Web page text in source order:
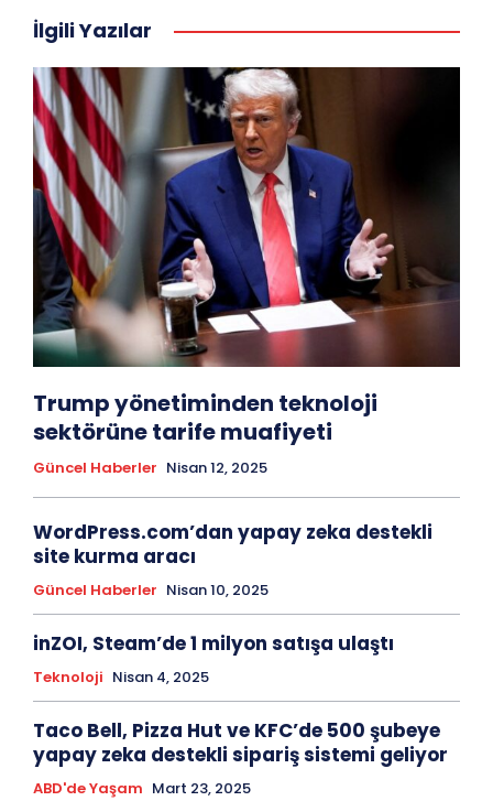
İlgili Yazılar
Trump yönetiminden teknoloji
sektörüne tarife muafiyeti
Güncel Haberler Nisan 12, 2025
WordPress.com’dan yapay zeka destekli
site kurma aracı
Güncel Haberler Nisan 10, 2025
inZOI, Steam’de 1 milyon satışa ulaştı
Teknoloji Nisan 4, 2025
Taco Bell, Pizza Hut ve KFC’de 500 şubeye
yapay zeka destekli sipariş sistemi geliyor
ABD'de Yaşam Mart 23, 2025